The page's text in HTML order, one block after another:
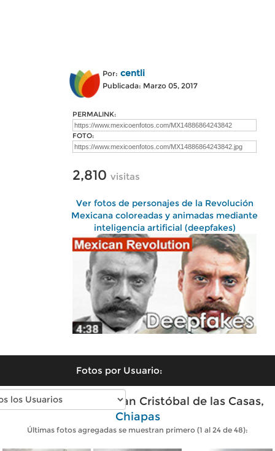
Por: centli
Publicada: Marzo 05, 2017
PERMALINK:
FOTO:
2,810 visitas
Ver fotos de personajes de la Revolución
Mexicana coloreadas y animadas mediante
inteligencia artificial (deepfakes)
Fotos por Usuario:
Fotos antiguas de San Cristóbal de las Casas,
Chiapas
Últimas fotos agregadas se muestran primero (1 al 24 de 48):